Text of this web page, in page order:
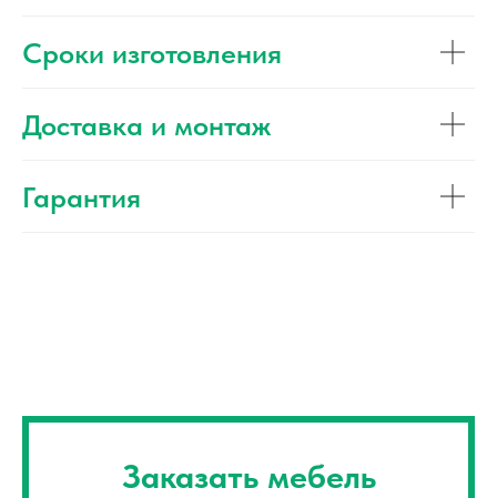
Сроки изготовления
Доставка и монтаж
Гарантия
Заказать мебель